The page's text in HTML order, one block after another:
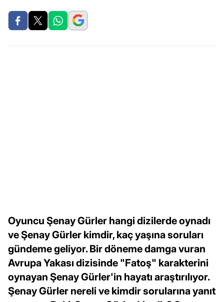
Oyuncu Şenay Gürler hangi dizilerde oynadı
ve Şenay Gürler kimdir, kaç yaşına soruları
gündeme geliyor. Bir döneme damga vuran
Avrupa Yakası dizisinde "Fatoş" karakterini
oynayan Şenay Gürler'in hayatı araştırılıyor.
Şenay Gürler nereli ve kimdir sorularına yanıt